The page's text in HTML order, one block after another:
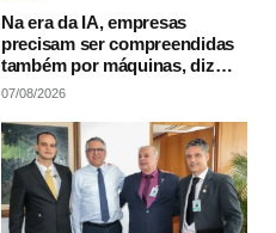
Na era da IA, empresas
precisam ser compreendidas
também por máquinas, diz
LAQI
07/08/2026